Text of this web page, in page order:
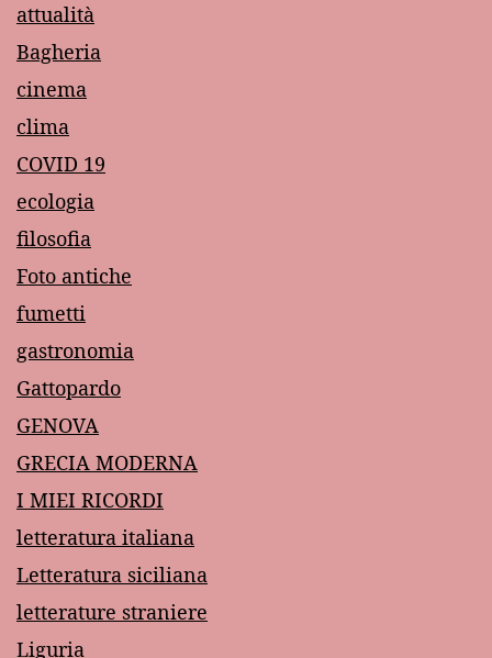
attualità
Bagheria
cinema
clima
COVID 19
ecologia
filosofia
Foto antiche
fumetti
gastronomia
Gattopardo
GENOVA
GRECIA MODERNA
I MIEI RICORDI
letteratura italiana
Letteratura siciliana
letterature straniere
Liguria